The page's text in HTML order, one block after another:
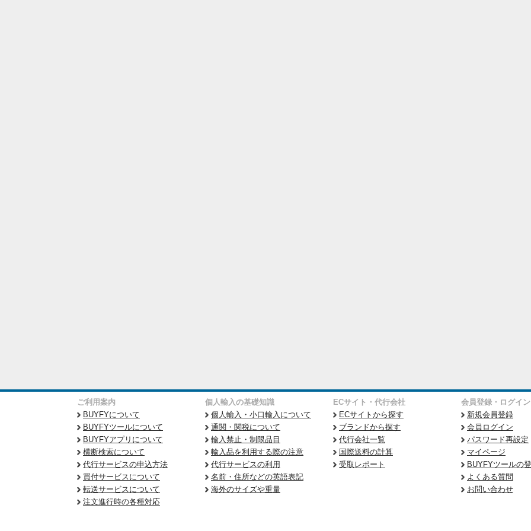
ご利用案内
BUYFYについて
BUYFYツールについて
BUYFYアプリについて
横断検索について
代行サービスの申込方法
買付サービスについて
転送サービスについて
注文進行時の各種対応
個人輸入の基礎知識
個人輸入・小口輸入について
通関・関税について
輸入禁止・制限品目
輸入品を利用する際の注意
代行サービスの利用
名前・住所などの英語表記
海外のサイズや重量
ECサイト・代行会社
ECサイトから探す
ブランドから探す
代行会社一覧
国際送料の計算
受取レポート
会員登録・ログイン
新規会員登録
会員ログイン
パスワード再設定
マイページ
BUYFYツールの
よくある質問
お問い合わせ